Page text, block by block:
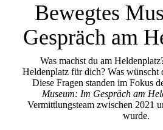
Bewegtes
Gespräch am
Was machst du am
Heldenplatz für dich? Was wünscht
Diese Fragen standen im Fokus
Museum: Im Gespräch am
Vermittlungsteam zwischen 2021
wurde.